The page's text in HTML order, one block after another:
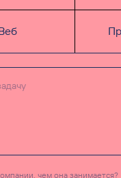
чем она занимается?